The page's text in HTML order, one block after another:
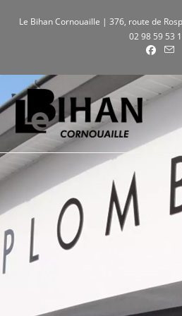
Le Bihan Cornouaille | 376, route de
02 98 59 53